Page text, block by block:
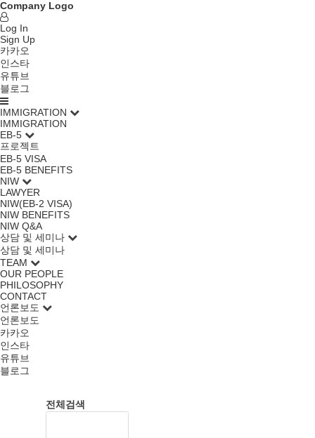
Company Logo
Log In
Sign Up
카카오
인스타
유튜브
블로그
IMMIGRATION
IMMIGRATION
EB-5
프로젝트
EB-5 VISA
EB-5 BENEFITS
NIW
LAWYER
NIW(EB-2 VISA)
NIW BENEFITS
NIW Q&A
상담 및 세미나
상담 및 세미나
TEAM
OUR PEOPLE
PHILOSOPHY
CONTACT
언론보도
언론보도
카카오
인스타
유튜브
블로그
전체검색